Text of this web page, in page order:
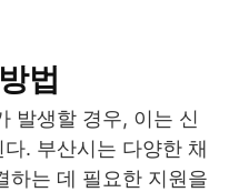
법
발생할 경우, 이는 신
. 부산시는 다양한 채
하는 데 필요한 지원을